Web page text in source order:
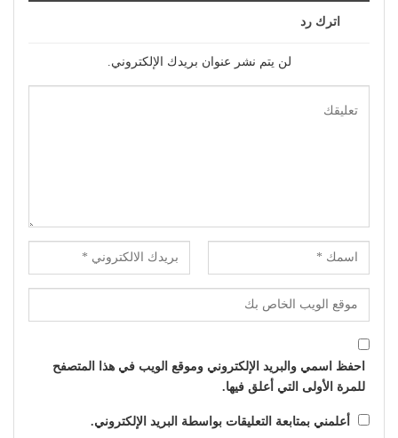
اترك رد
لن يتم نشر عنوان بريدك الإلكتروني.
احفظ اسمي والبريد الإلكتروني وموقع الويب في هذا المتصفح
للمرة الأولى التي أعلق فيها.
أعلمني بمتابعة التعليقات بواسطة البريد الإلكتروني.